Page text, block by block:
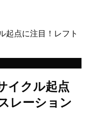
起点に注目！レフト
イクル起点
レーション